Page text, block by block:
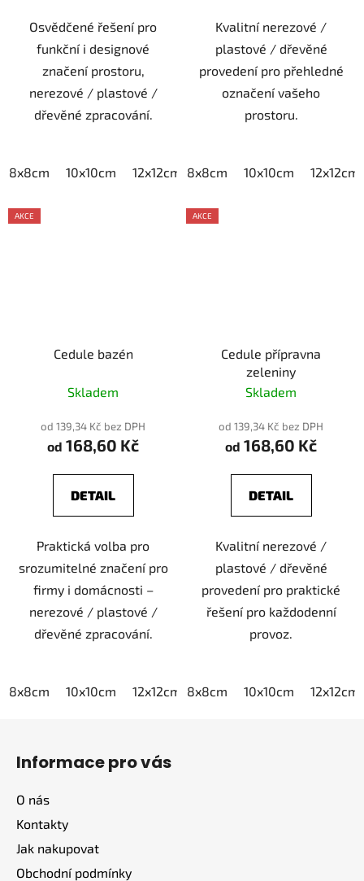
Osvědčené řešení pro
funkční i designové
značení prostoru,
nerezové / plastové /
dřevěné zpracování.
8x8cm 10x10cm 12x12cm 15x15cm 20x20cm
Kvalitní nerezové /
plastové / dřevěné
provedení pro přehledné
označení vašeho
prostoru.
8x8cm 10x10cm 12x12cm
AKCE
Cedule bazén
Skladem
od 139,34 Kč bez DPH
od 168,60 Kč
DETAIL
Praktická volba pro
srozumitelné značení pro
firmy i domácnosti –
nerezové / plastové /
dřevěné zpracování.
8x8cm 10x10cm 12x12cm 15x15cm 20x20cm
AKCE
Cedule přípravna
zeleniny
Skladem
od 139,34 Kč bez DPH
od 168,60 Kč
DETAIL
Kvalitní nerezové /
plastové / dřevěné
provedení pro praktické
řešení pro každodenní
provoz.
8x8cm 10x10cm 12x12cm
Informace pro vás
O nás
Kontakty
Jak nakupovat
Obchodní podmínky